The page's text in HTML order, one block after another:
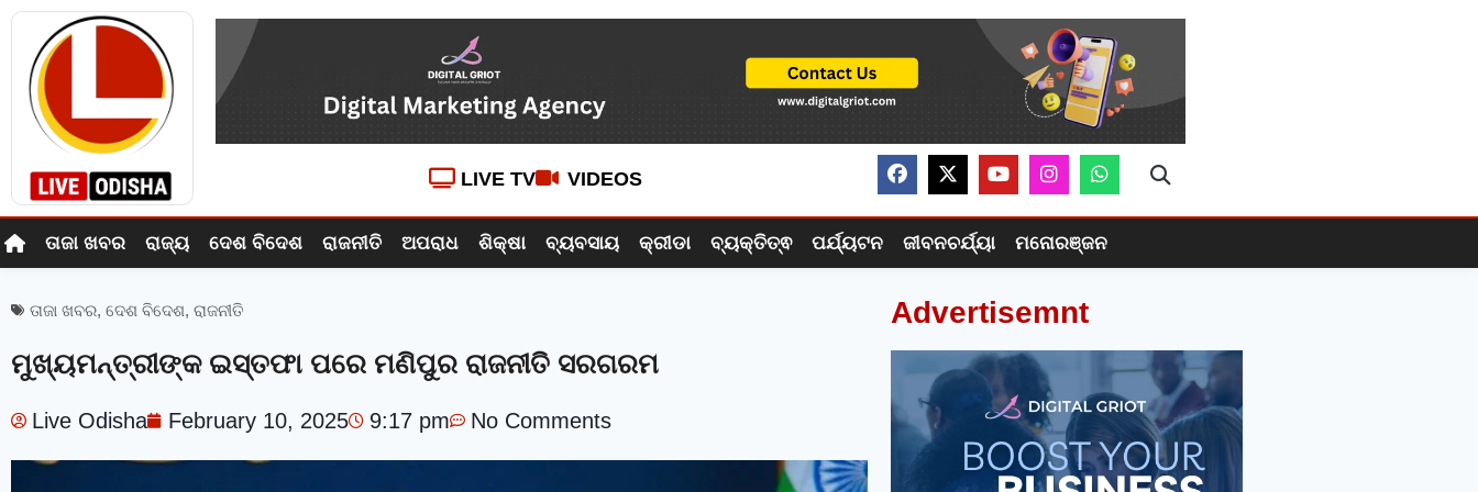
LIVE TV VIDEOS
ତାଜା ଖବର ରାଜ୍ୟ ଦେଶ ବିଦେଶ ରାଜନୀତି ଅପରାଧ ଶିକ୍ଷା ବ୍ୟବସାୟ କ୍ରୀଡା ବ୍ୟକ୍ତିତ୍ଵ ପର୍ଯ୍ୟଟନ ଜୀବନଚର୍ଯ୍ୟା ମନୋରଞ୍ଜନ
ତାଜା ଖବର, ଦେଶ ବିଦେଶ, ରାଜନୀତି
ମୁଖ୍ୟମନ୍ତ୍ରୀଙ୍କ ଇସ୍ତଫା ପରେ ମଣିପୁର ରାଜନୀତି ସରଗରମ
Live Odisha February 10, 2025 9:17 pm No Comments
Advertisemnt